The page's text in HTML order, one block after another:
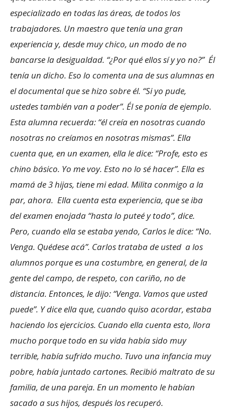
especializado en todas las áreas, de todos los
trabajadores. Un maestro que tenía una gran
experiencia y, desde muy chico, un modo de no
bancarse la desigualdad. “¿Por qué ellos sí y yo no?” Él
tenía un dicho. Eso lo comenta una de sus alumnas en
el documental que se hizo sobre él. “Si yo pude,
ustedes también van a poder”. Él se ponía de ejemplo.
Esta alumna recuerda: “él creía en nosotras cuando
nosotras no creíamos en nosotras mismas”. Ella
cuenta que, en un examen, ella le dice: “Profe, esto es
chino básico. Yo me voy. Esto no lo sé hacer”. Ella es
mamá de 3 hijas, tiene mi edad. Milita conmigo a la
par, ahora. Ella cuenta esta experiencia, que se iba
del examen enojada “hasta lo puteé y todo”, dice.
Pero, cuando ella se estaba yendo, Carlos le dice: “No.
Venga. Quédese acá”. Carlos trataba de usted a los
alumnos porque es una costumbre, en general, de la
gente del campo, de respeto, con cariño, no de
distancia. Entonces, le dijo: “Venga. Vamos que usted
puede”. Y dice ella que, cuando quiso acordar, estaba
haciendo los ejercicios. Cuando ella cuenta esto, llora
mucho porque todo en su vida había sido muy
terrible, había sufrido mucho. Tuvo una infancia muy
pobre, había juntado cartones. Recibió maltrato de su
familia, de una pareja. En un momento le habían
sacado a sus hijos, después los recuperó.